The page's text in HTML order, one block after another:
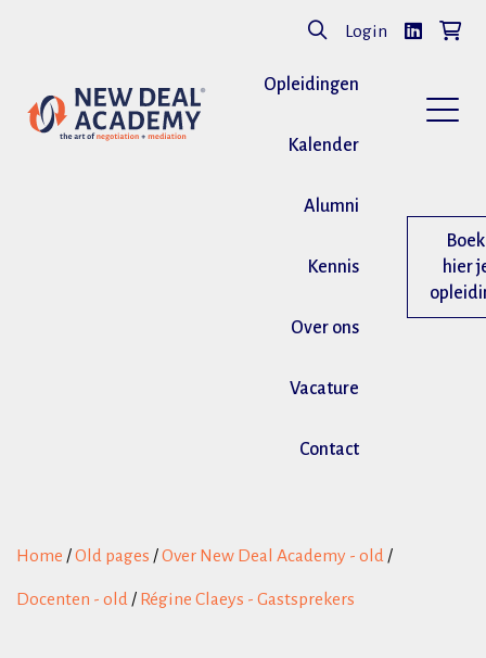
Login
Opleidingen
Kalender
Alumni
Kennis
Over ons
Vacature
Contact
Boek
hier
Home /Old pages /Over New Deal Academy - old/
Docenten - old/ Régine Claeys - Gastsprekers